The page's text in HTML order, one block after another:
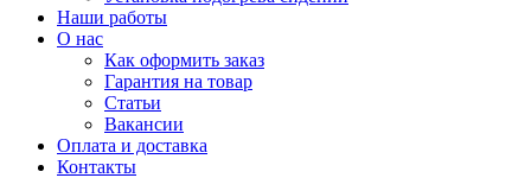
Наши работы
О нас
Как оформить заказ
Гарантия на товар
Статьи
Вакансии
Оплата и доставка
Контакты